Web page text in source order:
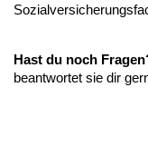
Hast du noch
beantwortet sie dir